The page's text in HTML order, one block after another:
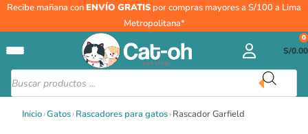
Recibe mañana conENVÍO GRATIS por compras mayores a S/100 a Lima
Metropolitana*
Búsqueda
de
productos
S/0.00
0
Inicio›Gatos›Rascadores para gatos›Rascador Garfield